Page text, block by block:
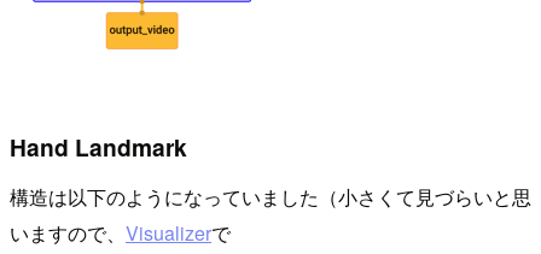
Hand Landmark
構造は以下のようになっていました（小さくて見づらいと思
いますので、 Visualizerで